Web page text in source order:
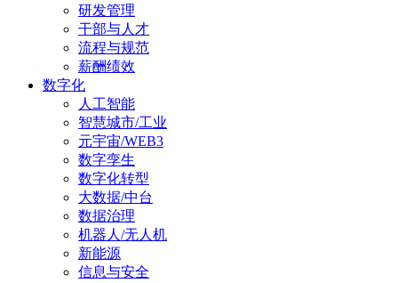
研发管理
干部与人才
流程与规范
薪酬绩效
数字化
人工智能
智慧城市/工业
元宇宙/WEB3
数字孪生
数字化转型
大数据/中台
数据治理
机器人/无人机
新能源
信息与安全